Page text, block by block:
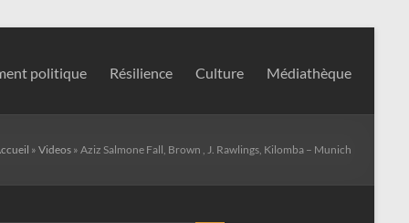
politique Résilience Culture Médiathèque
» Videos » Aziz Salmone Fall, Brown , J. Rawlings, Kilomba – Munich